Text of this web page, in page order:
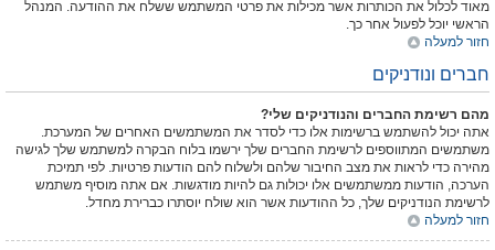
מאוד לכלול את הכותרות אשר מכילות את פרטי המשתמש ששלח את ההודעה. המנהל
הראשי יוכל לפעול אחר כך.
חזור למעלה
חברים ונודניקים
מהם רשימת החברים והנודניקים שלי?
אתה יכול להשתמש ברשימות אלו כדי לסדר את המשתמשים האחרים של המערכת.
משתמשים המתווספים לרשימת החברים שלך ירשמו בלוח הבקרה למשתמש שלך לגישה
מהירה כדי לראות את מצב החיבור שלהם ולשלוח להם הודעות פרטיות. לפי תמיכת
הערכה, הודעות ממשתמשים אלו יכולות גם להיות מודגשות. אם אתה מוסיף משתמש
לרשימת הנודניקים שלך, כל ההודעות אשר הוא שולח יוסתרו כברירת מחדל.
חזור למעלה